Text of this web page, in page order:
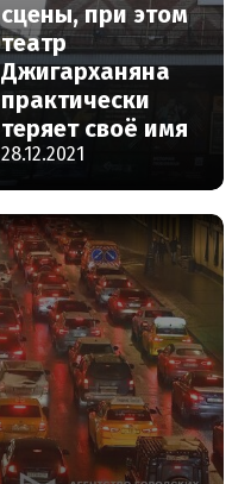
сцены, при этом
театр
Джигарханяна
практически
теряет своё имя
28.12.2021